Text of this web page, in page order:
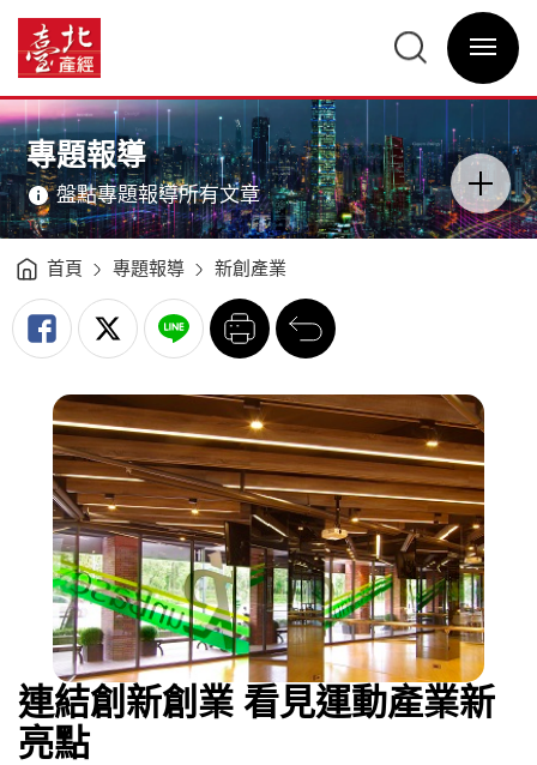
運
動
產
新
亮
點
-
臺
北
產
經
臺
經
訊
網
網
站
主
單
選
單
關
主
意
境
專題報導
盤點專題報導所有文章
分
類
開
關
首頁 專題報導 新創產業
列
印
回
前
一
頁
連結創新創業 看見運動產業新
亮點